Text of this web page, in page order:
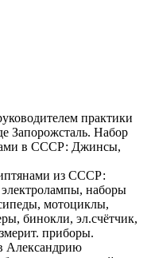
практики
Запорожсталь. Набор
в СССР: Джинсы,
из СССР:
наборы
мотоциклы,
бинокли, эл.счётчик,
приборы.
Александрию